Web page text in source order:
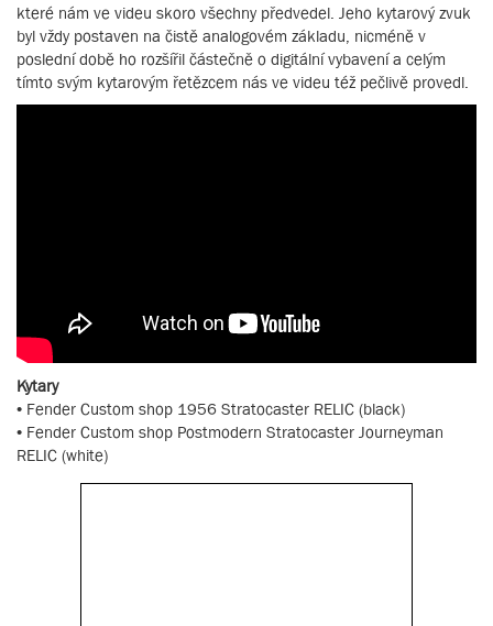
které nám ve videu skoro všechny předvedel. Jeho kytarový zvuk
byl vždy postaven na čistě analogovém základu, nicméně v
poslední době ho rozšířil částečně o digitální vybavení a celým
tímto svým kytarovým řetězcem nás ve videu též pečlivě provedl.
Kytary
• Fender Custom shop 1956 Stratocaster RELIC (black)
• Fender Custom shop Postmodern Stratocaster Journeyman
RELIC (white)